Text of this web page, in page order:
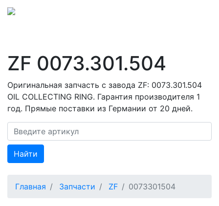
ZF 0073.301.504
Оригинальная запчасть с завода ZF: 0073.301.504
OIL COLLECTING RING. Гарантия производителя 1
год. Прямые поставки из Германии от 20 дней.
Найти
Главная Запчасти ZF 0073301504